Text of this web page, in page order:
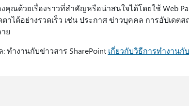
ด้วยเรื่องราวที่สําคัญหรือน่าสนใจได้โดยใช้ Web
ด้อย่างรวดเร็ว เช่น ประกาศ ข่าวบุคคล การอัปเดตส
ย
ทํางานกับข่าวสาร SharePoint เกี่ยวกับวิธีการทํางานกับ